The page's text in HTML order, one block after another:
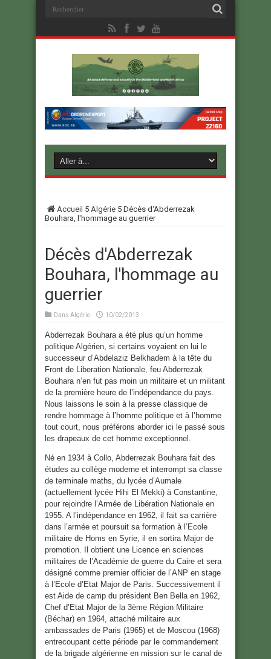
Accueil 5 Algérie 5 Décès d'Abderrezak
Bouhara, l'hommage au guerrier
Décès d'Abderrezak
Bouhara, l'hommage au
guerrier
Dans Algérie 10/02/2013
Abderrezak Bouhara a été plus qu’un homme
politique Algérien, si certains voyaient en lui le
successeur d’Abdelaziz Belkhadem à la tête du
Front de Liberation Nationale, feu Abderrezak
Bouhara n’en fut pas moin un militaire et un militant
de la première heure de l’indépendance du pays.
Nous laissons le soin à la presse classique de
rendre hommage à l’homme politique et à l’homme
tout court, nous préférons aborder ici le passé sous
les drapeaux de cet homme exceptionnel.
Né en 1934 à Collo, Abderrezak Bouhara fait des
études au collège moderne et interrompt sa classe
de terminale maths, du lycée d’Aumale
(actuellement lycée Hihi El Mekki) à Constantine,
pour rejoindre l’Armée de Libération Nationale en
1955. A l’indépendance en 1962, il fait sa carrière
dans l’armée et poursuit sa formation à l’Ecole
militaire de Homs en Syrie, il en sortira Major de
promotion. Il obtient une Licence en sciences
militaires de l’Académie de guerre du Caire et sera
désigné comme premier officier de l’ANP en stage
à l’Ecole d’Etat Major de Paris. Successivement il
est Aide de camp du président Ben Bella en 1962,
Chef d’Etat Major de la 3ème Région Militaire
(Béchar) en 1964, attaché militaire aux
ambassades de Paris (1965) et de Moscou (1968)
entrecoupant cette période par le commandement
de la brigade algérienne en mission sur le canal de